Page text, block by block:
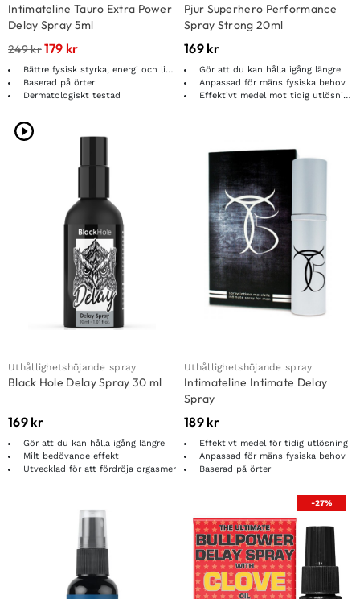
Intimateline Tauro Extra Power
Delay Spray 5ml
249kr179 kr
Bättre fysisk styrka, energi och libido
Baserad på örter
Dermatologiskt testad
Pjur Superhero Performance
Spray Strong 20ml
169 kr
Gör att du kan hålla igång längre
Anpassad för mäns fysiska behov
Effektivt medel mot tidig utlösning
Uthållighetshöjande spray
Black Hole Delay Spray 30 ml
169 kr
Gör att du kan hålla igång längre
Milt bedövande effekt
Utvecklad för att fördröja orgasmer
Uthållighetshöjande spray
Intimateline Intimate Delay
Spray
189 kr
Effektivt medel för tidig utlösning
Anpassad för mäns fysiska behov
Baserad på örter
-27%